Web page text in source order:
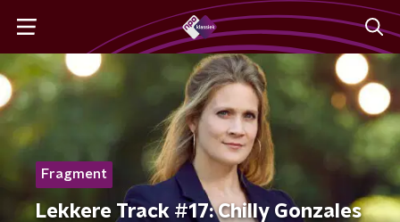
Fragment
Lekkere Track #17: Chilly Gonzales